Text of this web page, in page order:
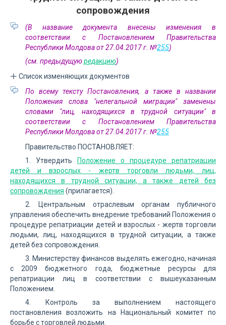
сопровождения
(В название документа внесены изменения в
соответствии с Постановлением Правительства
Республики Молдова от 27.04.2017 г. №255)
(см. предыдущуюредакцию)
Список изменяющих документов
По всему тексту Постановления, а также в названии
Положения слова "нелегальной миграции" заменены
словами "лиц, находящихся в трудной ситуации" в
соответствии с Постановлением Правительства
Республики Молдова от 27.04.2017 г. №255
Правительство ПОСТАНОВЛЯЕТ:
1. Утвердить
Положение о процедуре репатриации
детей и взрослых - жертв торговли людьми, лиц,
находящихся в трудной ситуации, а также детей без
сопровождения (прилагается).
2. Центральным отраслевым органам публичного
управления обеспечить внедрение требований Положения о
процедуре репатриации детей и взрослых - жертв торговли
людьми, лиц, находящихся в трудной ситуации, а также
детей без сопровождения.
3. Министерству финансов выделять ежегодно, начиная
с 2009 бюджетного года, бюджетные ресурсы для
репатриации лиц в соответствии с вышеуказанным
Положением.
4. Контроль за выполнением настоящего
постановления возложить на Национальный комитет по
борьбе с торговлей людьми.